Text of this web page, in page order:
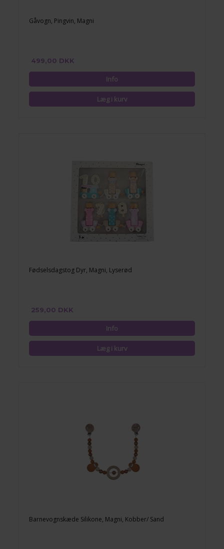
Gåvogn, Pingvin, Magni
499,00 DKK
Fødselsdagstog Dyr, Magni, Lyserød
259,00 DKK
Barnevognskæde Silikone, Magni, Kobber/ Sand